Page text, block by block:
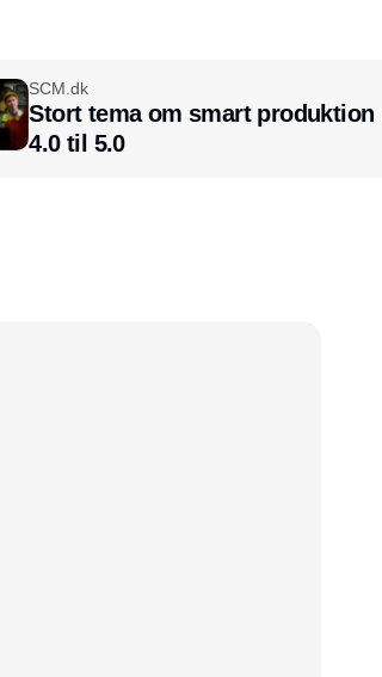
SCM.dk
Stort tema om smart
4.0 til 5.0